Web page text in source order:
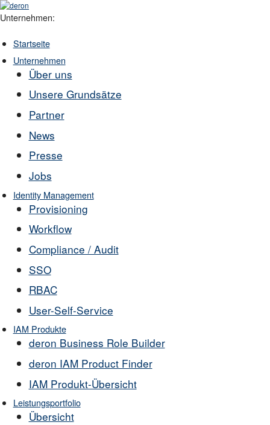
Unternehmen:
Startseite
Unternehmen
Über uns
Unsere Grundsätze
Partner
News
Presse
Jobs
Identity Management
Provisioning
Workflow
Compliance / Audit
SSO
RBAC
User-Self-Service
IAM Produkte
deron Business Role Builder
deron IAM Product Finder
IAM Produkt-Übersicht
Leistungsportfolio
Übersicht